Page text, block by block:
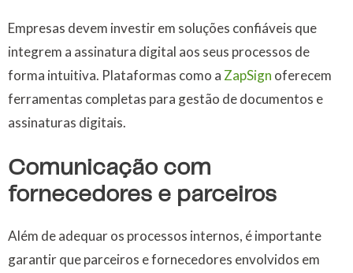
Empresas devem investir em soluções confiáveis que
integrem a assinatura digital aos seus processos de
forma intuitiva. Plataformas como a ZapSign oferecem
ferramentas completas para gestão de documentos e
assinaturas digitais.
Comunicação com
fornecedores e parceiros
Além de adequar os processos internos, é importante
garantir que parceiros e fornecedores envolvidos em